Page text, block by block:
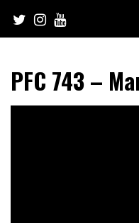
content
PFC 743 –